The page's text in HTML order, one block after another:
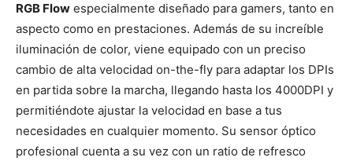
RGB Flow especialmente diseñado para gamers, tanto en
aspecto como en prestaciones. Además de su increíble
iluminación de color, viene equipado con un preciso
cambio de alta velocidad on-the-fly para adaptar los DPIs
en partida sobre la marcha, llegando hasta los 4000DPI y
permitiéndote ajustar la velocidad en base a tus
necesidades en cualquier momento. Su sensor óptico
profesional cuenta a su vez con un ratio de refresco